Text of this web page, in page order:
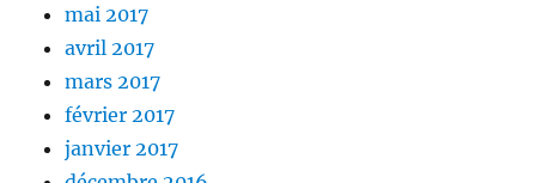
mai 2017
avril 2017
mars 2017
février 2017
janvier 2017